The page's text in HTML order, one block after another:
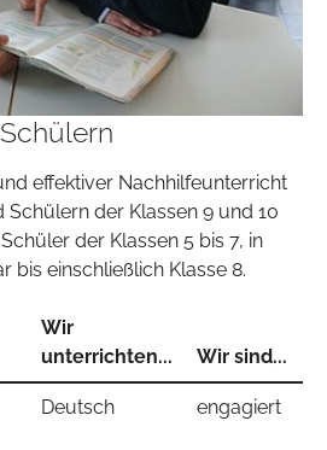
effektiver Nachhilfeunterricht
der Klassen 9 und 10
der Klassen 5 bis 7, in
bis einschließlich Klasse 8.
Wir
unterrichten...
Wir sind...
Deutsch engagiert